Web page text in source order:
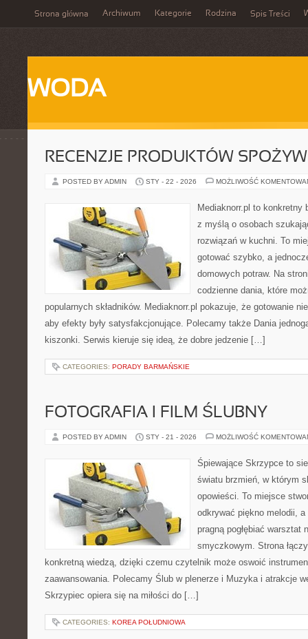
Strona główna Archiwum Kategorie Rodzina Spis Treści
WODA
RECENZJE PRODUKTÓW
POSTED BY ADMIN STY - 22 - 2026 MOŻLIWOŚĆ
Mediaknorr.pl to konkretny
z myślą o osobach
rozwiązań w kuchni. To
gotować szybko, a
domowych potraw. Na
codzienne dania, które
popularnych składników. Mediaknorr.pl pokazuje, że gotowanie
aby efekty były satysfakcjonujące. Polecamy także Dania
kiszonki. Serwis kieruje się ideą, że dobre jedzenie […]
CATEGORIES: PORADY BARMAŃSKIE
FOTOGRAFIA I FILM ŚLUBNY
POSTED BY ADMIN STY - 21 - 2026 MOŻLIWOŚĆ
Śpiewające Skrzypce to
światu brzmień, w którym
opowieści. To miejsce
odkrywać piękno melodii,
pragną pogłębiać warsztat
smyczkowym. Strona
konkretną wiedzą, dzięki czemu czytelnik może oswoić
zaawansowania. Polecamy Ślub w plenerze i Muzyka i atrakcje
Skrzypiec opiera się na miłości do […]
CATEGORIES: KOREA POŁUDNIOWA